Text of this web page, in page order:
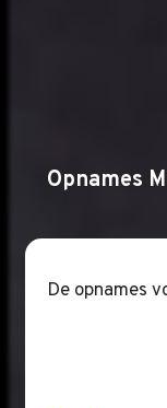
Opnames
De opnames